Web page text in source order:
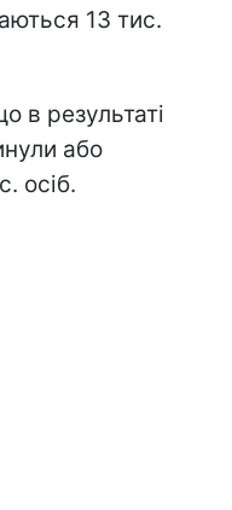
13 тис.
в результаті
або
осіб.